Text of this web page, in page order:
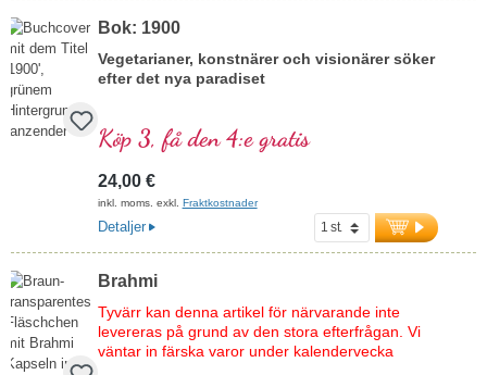
Bok: 1900
Vegetarianer, konstnärer och visionärer söker
efter det nya paradiset
Köp 3, få den 4:e gratis
24,00 €
inkl. moms. exkl. Fraktkostnader
Detaljer
Brahmi
Tyvärr kan denna artikel för närvarande inte
levereras på grund av den stora efterfrågan. Vi
väntar in färska varor under kalendervecka